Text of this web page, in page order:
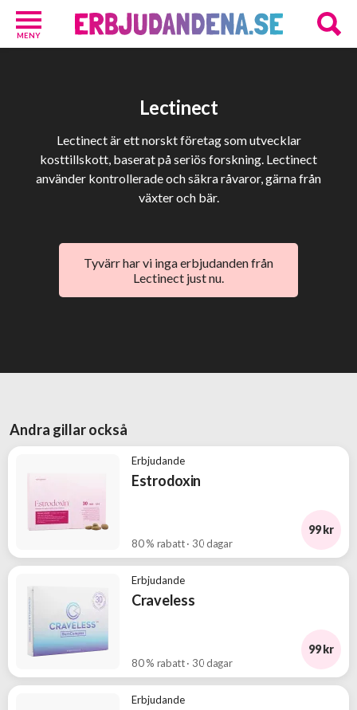
MENY
Lectinect
Lectinect är ett norskt företag som utvecklar
kosttillskott, baserat på seriös forskning. Lectinect
använder kontrollerade och säkra råvaror, gärna från
växter och bär.
Tyvärr har vi inga erbjudanden från
Lectinect just nu.
Andra gillar också
Erbjudande
Estrodoxin
80 % rabatt · 30 dagar
99 kr
Erbjudande
Craveless
80 % rabatt · 30 dagar
99 kr
Erbjudande
Hälsa
och
Skönhet
välkomsterbjudanden
Erbjudanden
från
BOKKLUBBAR